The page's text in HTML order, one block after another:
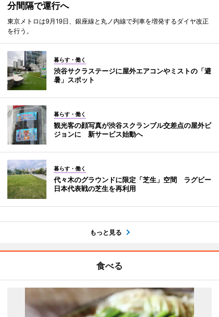
分間隔で運行へ
東京メトロは9月19日、銀座線と丸ノ内線で列車を増発するダイヤ改正
を行う。
暮らす・働く
渋谷サクラステージに屋外エアコンやミストの「避
暑」スポット
暮らす・働く
観光客の顔写真が渋谷スクランブル交差点の屋外ビ
ジョンに 新サービス始動へ
暮らす・働く
代々木のグラウンドに限定「芝生」空間 ラグビー
日本代表戦の芝生を再利用
もっと見る
食べる